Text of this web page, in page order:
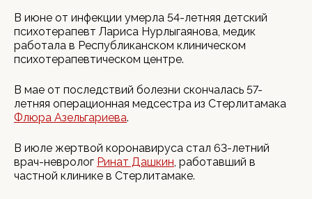
В июне от инфекции умерла 54-летняя детский
психотерапевт Лариса Нурлыгаянова, медик
работала в Республиканском клиническом
психотерапевтическом центре.
В мае от последствий болезни скончалась 57-
летняя операционная медсестра из Стерлитамака
Флюра Азельгариева.
В июле жертвой коронавируса стал 63-летний
врач-невролог Ринат Дашкин, работавший в
частной клинике в Стерлитамаке.